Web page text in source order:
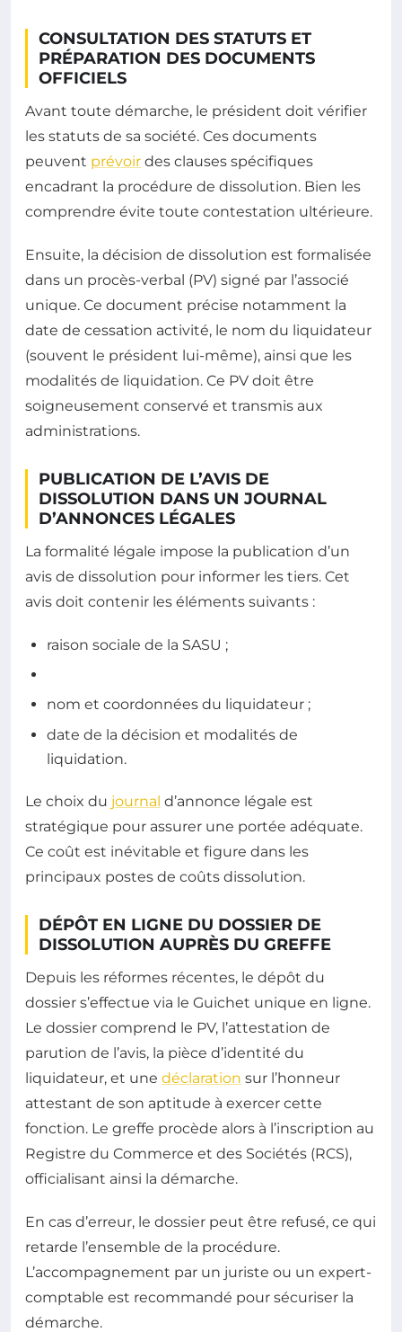
CONSULTATION DES STATUTS ET
PRÉPARATION DES DOCUMENTS
OFFICIELS
Avant toute démarche, le président doit vérifier
les statuts de sa société. Ces documents
peuvent prévoir des clauses spécifiques
encadrant la procédure de dissolution. Bien les
comprendre évite toute contestation ultérieure.
Ensuite, la décision de dissolution est formalisée
dans un procès-verbal (PV) signé par l’associé
unique. Ce document précise notamment la
date de cessation activité, le nom du liquidateur
(souvent le président lui-même), ainsi que les
modalités de liquidation. Ce PV doit être
soigneusement conservé et transmis aux
administrations.
PUBLICATION DE L’AVIS DE
DISSOLUTION DANS UN JOURNAL
D’ANNONCES LÉGALES
La formalité légale impose la publication d’un
avis de dissolution pour informer les tiers. Cet
avis doit contenir les éléments suivants :
raison sociale de la SASU ;
nom et coordonnées du liquidateur ;
date de la décision et modalités de
liquidation.
Le choix du journal d’annonce légale est
stratégique pour assurer une portée adéquate.
Ce coût est inévitable et figure dans les
principaux postes de coûts dissolution.
DÉPÔT EN LIGNE DU DOSSIER DE
DISSOLUTION AUPRÈS DU GREFFE
Depuis les réformes récentes, le dépôt du
dossier s’effectue via le Guichet unique en ligne.
Le dossier comprend le PV, l’attestation de
parution de l’avis, la pièce d’identité du
liquidateur, et une déclaration sur l’honneur
attestant de son aptitude à exercer cette
fonction. Le greffe procède alors à l’inscription au
Registre du Commerce et des Sociétés (RCS),
officialisant ainsi la démarche.
En cas d’erreur, le dossier peut être refusé, ce qui
retarde l’ensemble de la procédure.
L’accompagnement par un juriste ou un expert-
comptable est recommandé pour sécuriser la
démarche.